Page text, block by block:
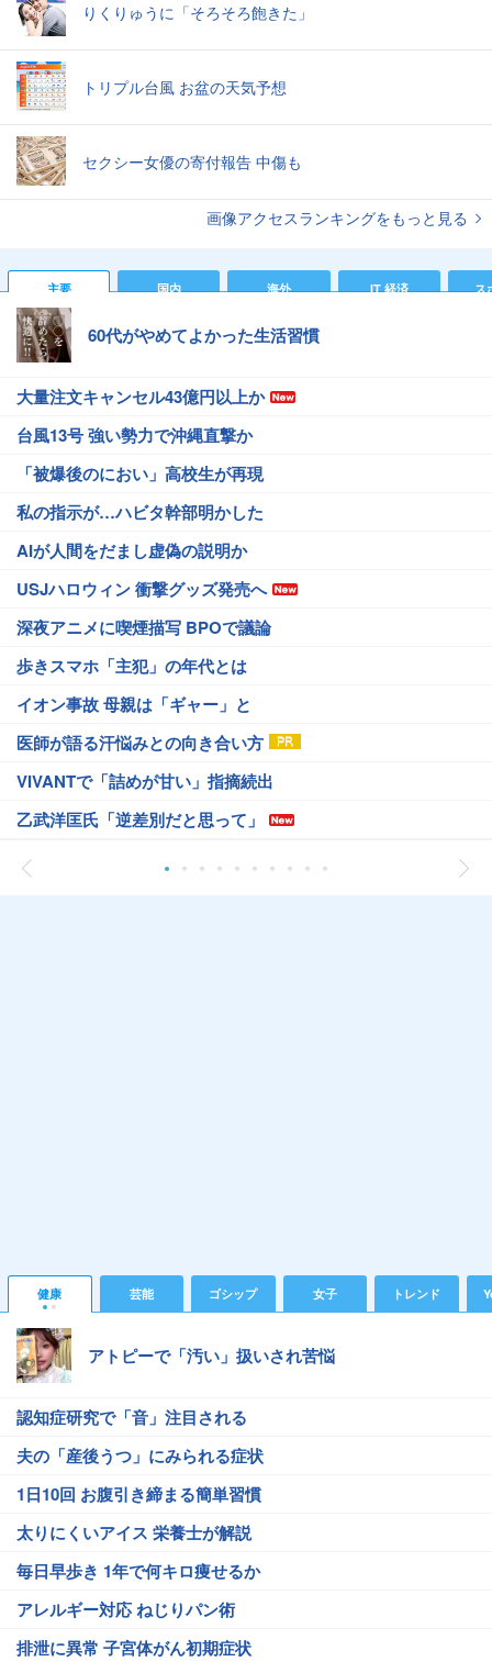
りくりゅうに「そろそろ飽きた」
トリプル台風 お盆の天気予想
セクシー女優の寄付報告 中傷も
画像アクセスランキングをもっと見る
主要 国内 海外 IT 経済 ス
60代がやめてよかった生活習慣
大量注文キャンセル43億円以上か
台風13号 強い勢力で沖縄直撃か
「被爆後のにおい」高校生が再現
私の指示が…ハビタ幹部明かした
AIが人間をだまし虚偽の説明か
USJハロウィン 衝撃グッズ発売へ
深夜アニメに喫煙描写 BPOで議論
歩きスマホ「主犯」の年代とは
イオン事故 母親は「ギャー」と
医師が語る汗悩みとの向き合い方
VIVANTで「詰めが甘い」指摘続出
乙武洋匡氏「逆差別だと思って」
健康 芸能 ゴシップ 女子 トレンド
アトピーで「汚い」扱いされ苦悩
認知症研究で「音」注目される
夫の「産後うつ」にみられる症状
1日10回 お腹引き締まる簡単習慣
太りにくいアイス 栄養士が解説
毎日早歩き 1年で何キロ痩せるか
アレルギー対応 ねじりパン術
排泄に異常 子宮体がん初期症状